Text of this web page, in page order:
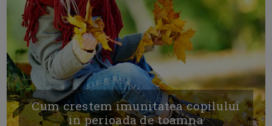
Cum crestem imunitatea copilului
in perioada de toamna